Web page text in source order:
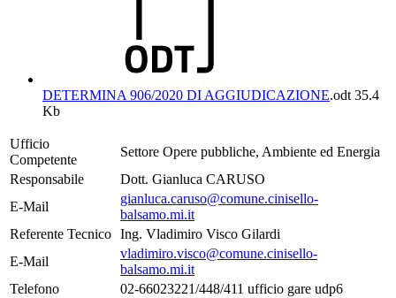
DETERMINA 906/2020 DI AGGIUDICAZIONE.odt 35.4
Kb
Ufficio
Competente
Settore Opere pubbliche, Ambiente ed Energia
Responsabile
Dott. Gianluca CARUSO
E-Mail
gianluca.caruso@comune.cinisello-
balsamo.mi.it
Referente Tecnico Ing. Vladimiro Visco Gilardi
E-Mail
vladimiro.visco@comune.cinisello-
balsamo.mi.it
Telefono
02-66023221/448/411 ufficio gare udp6